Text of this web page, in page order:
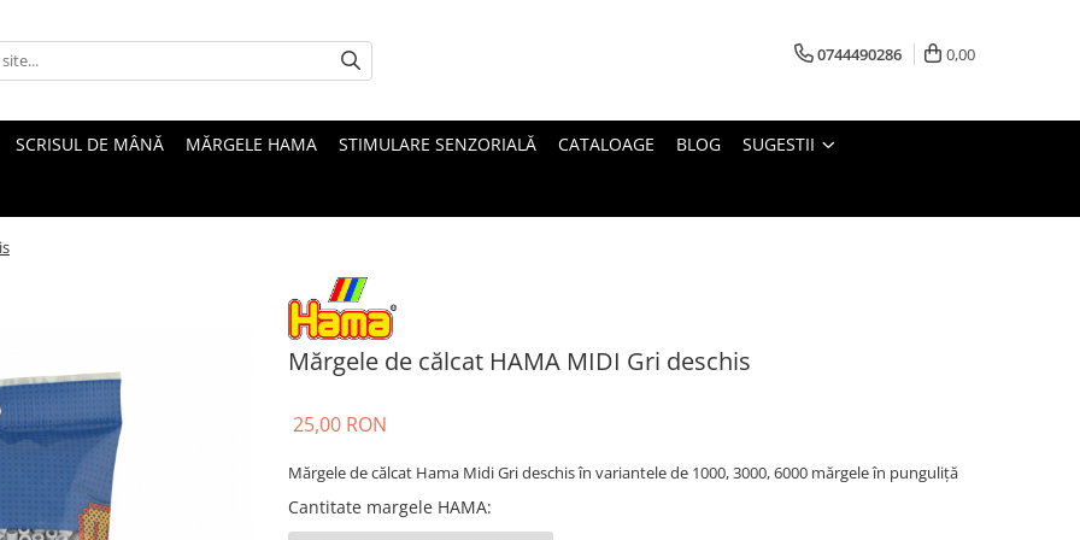
0744490286 0,00
SCRISUL DE MÂNĂ MĂRGELE HAMA STIMULARE SENZORIALĂ CATALOAGE BLOG SUGESTII
Mărgele de călcat HAMA MIDI Gri deschis
25,00 RON
Mărgele de călcat Hama Midi Gri deschis în variantele de 1000, 3000, 6000 mărgele în punguliță
Cantitate margele HAMA: